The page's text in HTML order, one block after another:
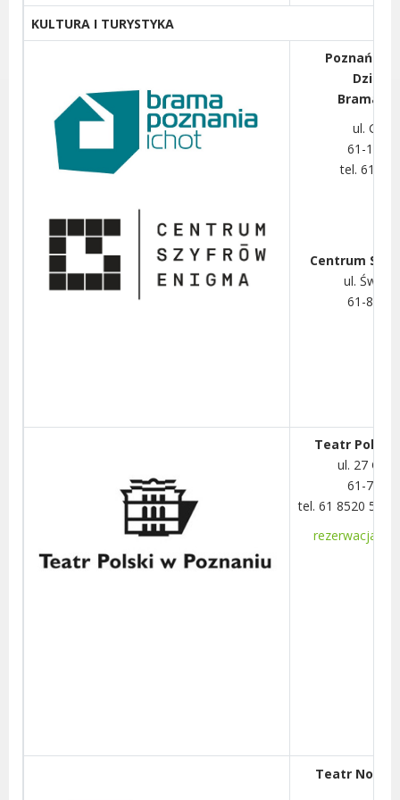
KULTURA I TURYSTYKA
Brama
ul.
61-123
tel. 61
Centrum
ul. Św.
61-809
Teatr Polski
ul. 27
61-737
tel. 61 8520 541,
Teatr Nowy